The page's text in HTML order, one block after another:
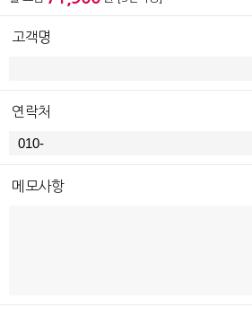
고객명
연락처
메모사항